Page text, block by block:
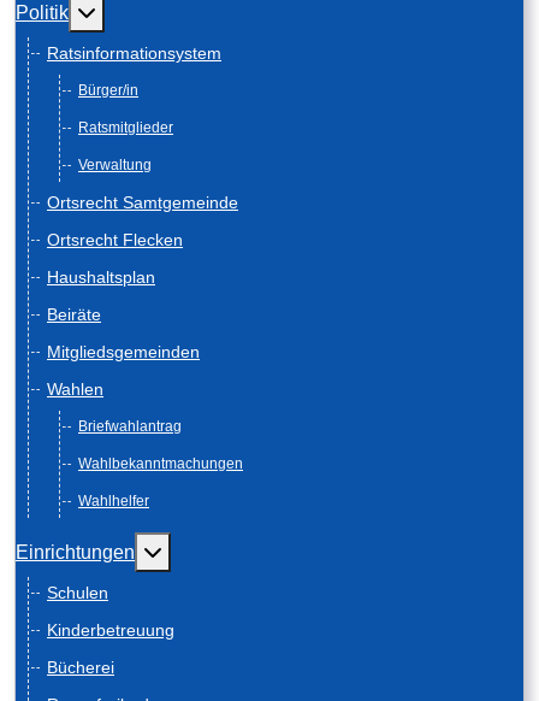
Politik Weitere Informationen: Politik
Ratsinformationsystem
Bürger/in
Ratsmitglieder
Verwaltung
Ortsrecht Samtgemeinde
Ortsrecht Flecken
Haushaltsplan
Beiräte
Mitgliedsgemeinden
Wahlen
Briefwahlantrag
Wahlbekanntmachungen
Wahlhelfer
Einrichtungen Weitere Informationen: Einrichtungen
Schulen
Kinderbetreuung
Bücherei